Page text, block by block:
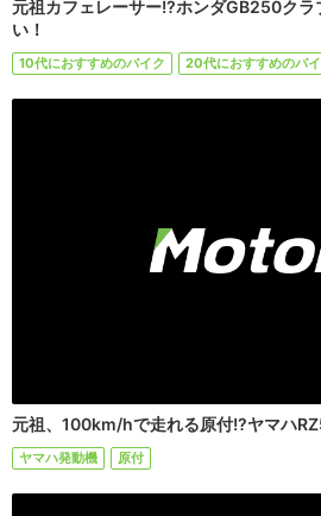
元祖カフェレーサー!?ホンダGB250クラ
い！
10代におすすめのバイク 20代におすすめのバ
元祖、100km/hで走れる原付!?ヤマハ
ヤマハ発動機 原付